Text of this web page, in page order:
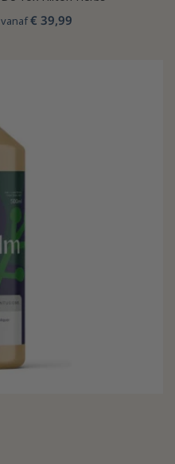
vanaf€ 39,99